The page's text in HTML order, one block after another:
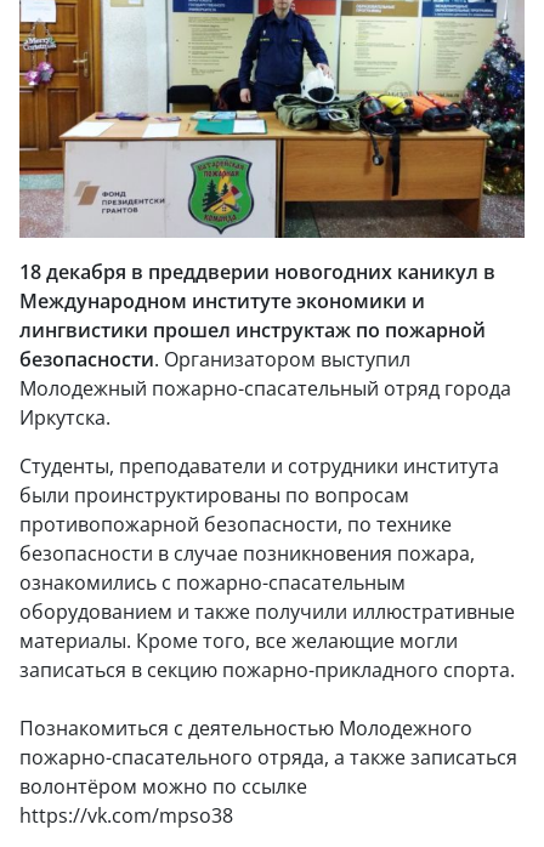
18 декабря в преддверии новогодних каникул в
Международном институте экономики и
лингвистики прошел инструктаж по пожарной
безопасности. Организатором выступил
Молодежный пожарно-спасательный отряд города
Иркутска.
Студенты, преподаватели и сотрудники института
были проинструктированы по вопросам
противопожарной безопасности, по технике
безопасности в случае позникновения пожара,
ознакомились с пожарно-спасательным
оборудованием и также получили иллюстративные
материалы. Кроме того, все желающие могли
записаться в секцию пожарно-прикладного спорта.
Познакомиться с деятельностью Молодежного
пожарно-спасательного отряда, а также записаться
волонтёром можно по ссылке
https://vk.com/mpso38